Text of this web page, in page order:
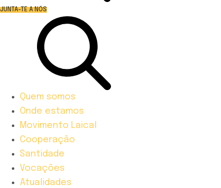
JUNTA-TE A NÓS
Quem somos
Onde estamos
Movimento Laical
Cooperação
Santidade
Vocações
Atualidades